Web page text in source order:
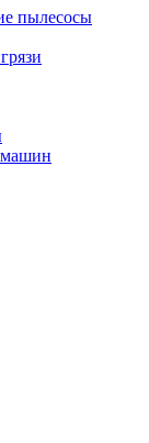
пылесосы
машин